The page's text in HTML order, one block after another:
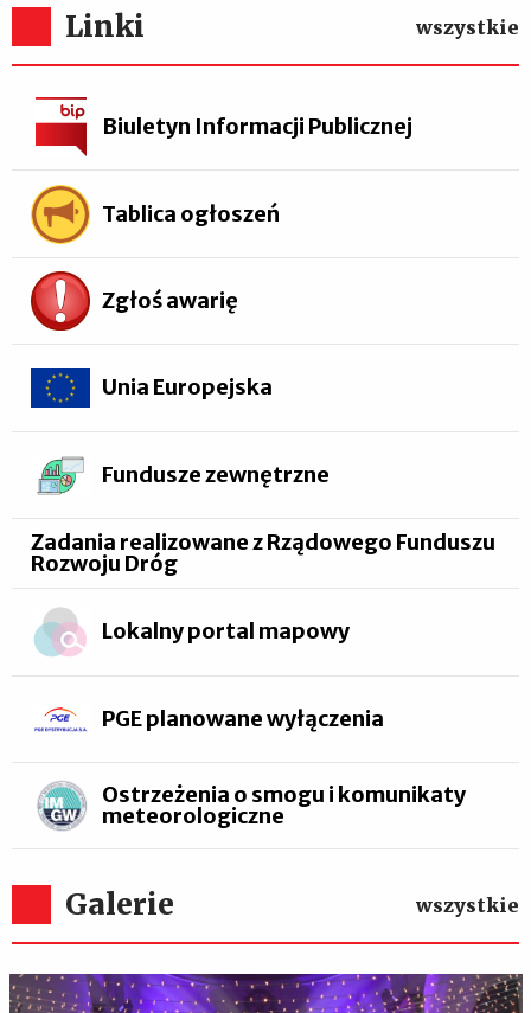
Linki wszystkie
Biuletyn Informacji Publicznej
Tablica ogłoszeń
Zgłoś awarię
Unia Europejska
Fundusze zewnętrzne
Zadania realizowane z Rządowego Funduszu
Rozwoju Dróg
Lokalny portal mapowy
PGE planowane wyłączenia
Ostrzeżenia o smogu i komunikaty
meteorologiczne
Galerie wszystkie